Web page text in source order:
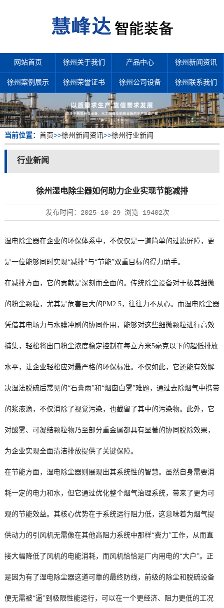
网站首页 徐州关于我们 产品中心 徐州新闻资讯
徐州案例展示 徐州荣誉证书 徐州公司设备 徐州联系我们
当前位置： 首页>>徐州新闻资讯>>徐州行业新闻
行业新闻
徐州湿电除尘器如何助力企业实现节能减排
发布时间： 2025-10-29浏览 19402次
湿电除尘器在企业的环保体系中，不仅仅是一道简单的过滤屏障，更
是一位能够同时实现“减排”与“节能”双重目标的得力助手。
在减排方面，它的贡献是深刻而全面的。传统除尘设备对于极其细微
的粉尘颗粒，尤其是危害巨大的PM2.5，往往力不从心。而湿电除尘器
凭借其电场力与水膜冲刷的协同作用，能够对这些细微颗粒进行高效
捕集，轻松将出口粉尘浓度稳定控制在每立方米5毫克以下的超低排放
水平，让企业轻松应对最严格的环保标准。不仅如此，它还能有效解
决湿法脱硫后常见的“石膏雨”和“烟囱白雾”难题，通过去除烟气中携带
的浆液滴，不仅消除了视觉污染，也截留了其中的污染物。此外，它
对酸雾、可凝结颗粒物乃至部分重金属都具有显著的协同脱除效果，
为企业实现全面清洁排放提供了关键保障。
在节能方面，湿电除尘器则展现出其系统性的智慧。虽然自身需要消
耗一定的电力和水，但它通过优化整个烟气治理系统，带来了更为可
观的节能效益。其核心优势在于系统运行阻力低，这意味着为烟气提
供动力的引风机无需像在其他高阻力系统中那样“费力”工作，从而直
接大幅降低了风机的电能消耗，而风机恰恰是厂内用电的“大户”。正
是因为有了湿电除尘器这道可靠的最终防线，前级的除尘和脱硫设备
便无需被“逼”到极限性能运行，可以在一个更经济、阻力更低的工况